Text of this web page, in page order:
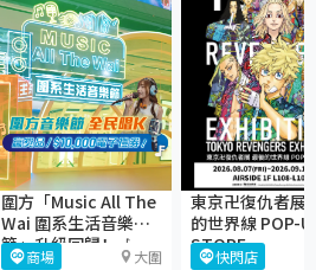
圍方「Music All The
Wai 圍系生活音樂
節」升級回歸！🎶
商場 大圍
東京卍復仇者展
的世界線 POP-
STORE
快閃店